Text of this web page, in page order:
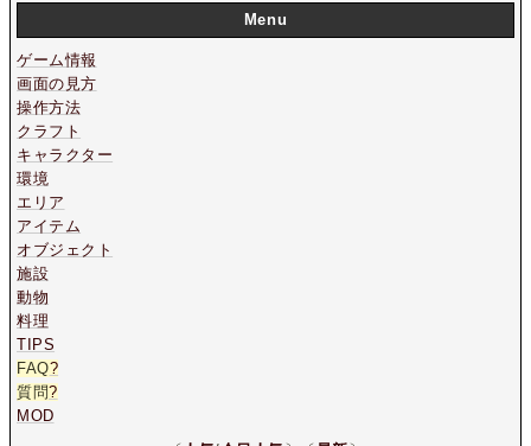
Menu
ゲーム情報
画面の見方
操作方法
クラフト
キャラクター
環境
エリア
アイテム
オブジェクト
施設
動物
料理
TIPS
FAQ?
質問?
MOD